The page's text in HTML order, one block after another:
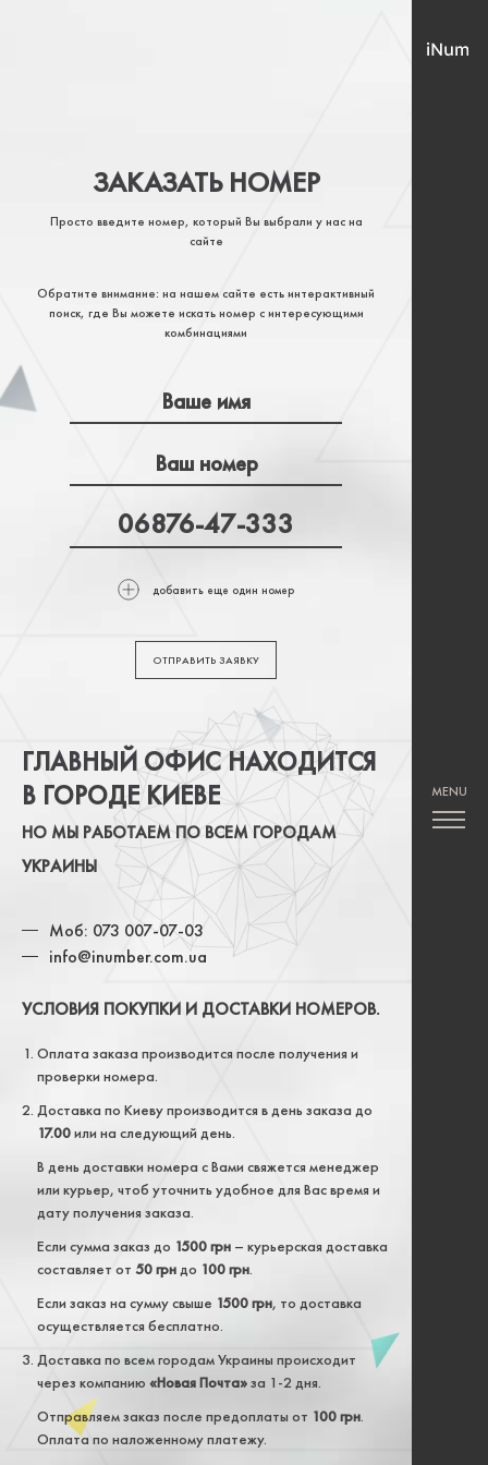
ЗАКАЗАТЬ НОМЕР
Просто введите номер, который Вы выбрали у нас на
сайте
Обратите внимание: на нашем сайте есть интерактивный
поиск, где Вы можете искать номер с интересующими
комбинациями
добавить еще один номер
ОТПРАВИТЬ ЗАЯВКУ
ГЛАВНЫЙ ОФИС НАХОДИТСЯ
В ГОРОДЕ КИЕВЕ
НО МЫ РАБОТАЕМ ПО ВСЕМ ГОРОДАМ
УКРАИНЫ
Моб: 073 007-07-03
info@inumber.com.ua
УСЛОВИЯ ПОКУПКИ И ДОСТАВКИ НОМЕРОВ.
Оплата заказа производится после получения и
проверки номера.
Доставка по Киеву производится в день заказа до
17.00или на следующий день.
В день доставки номера с Вами свяжется менеджер
или курьер, чтоб уточнить удобное для Вас время и
дату получения заказа.
Если сумма заказ до 1500 грн – курьерская доставка
составляет от 50 грндо 100 грн.
Если заказ на сумму свыше 1500 грн, то доставка
осуществляется бесплатно.
Доставка по всем городам Украины происходит
через компанию «Новая Почта»за 1-2 дня.
Отправляем заказ после предоплаты от 100 грн.
Оплата по наложенному платежу.